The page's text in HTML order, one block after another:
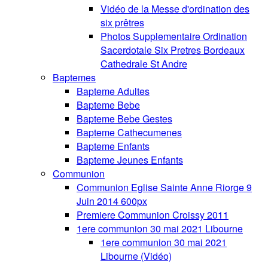
Vidéo de la Messe d'ordination des
six prêtres
Photos Supplementaire Ordination
Sacerdotale Six Pretres Bordeaux
Cathedrale St Andre
Baptemes
Bapteme Adultes
Bapteme Bebe
Bapteme Bebe Gestes
Bapteme Cathecumenes
Bapteme Enfants
Bapteme Jeunes Enfants
Communion
Communion Eglise Sainte Anne Riorge 9
Juin 2014 600px
Premiere Communion Croissy 2011
1ere communion 30 mai 2021 Libourne
1ere communion 30 mai 2021
Libourne (Vidéo)